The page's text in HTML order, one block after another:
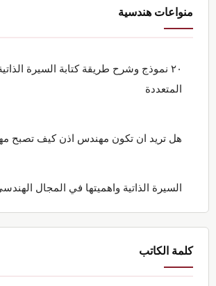
منواعات هندسية
٢٠ نموذج وشرح طريقة كتابة السيرة
المتعددة
هل تريد ان تكون مهندس اذن كيف تصبح
السيرة الذاتية واهميتها في المجال
كلمة الكاتب